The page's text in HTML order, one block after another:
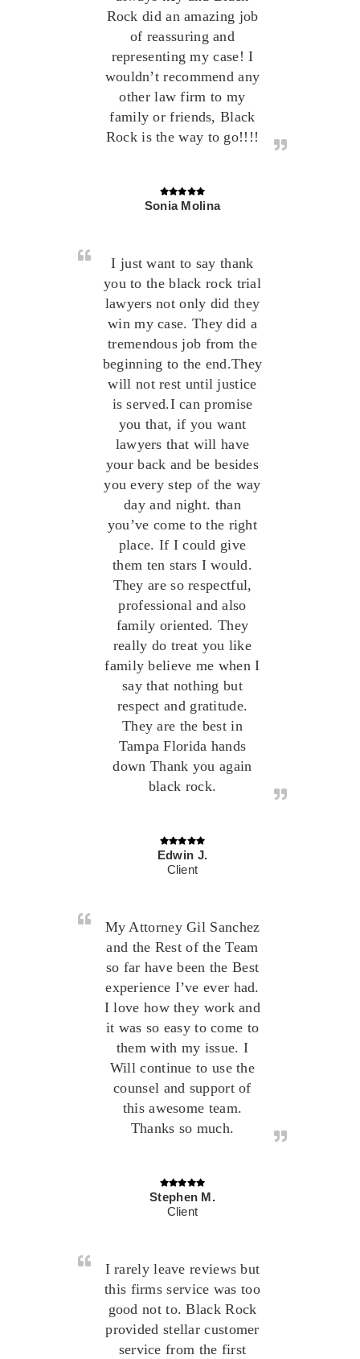
Rock did an amazing job
of reassuring and
representing my case! I
wouldn’t recommend any
other law firm to my
family or friends, Black
Rock is the way to go!!!!
Sonia Molina
I just want to say thank
you to the black rock trial
lawyers not only did they
win my case. They did a
tremendous job from the
beginning to the end.They
will not rest until justice
is served.I can promise
you that, if you want
lawyers that will have
your back and be besides
you every step of the way
day and night. than
you’ve come to the right
place. If I could give
them ten stars I would.
They are so respectful,
professional and also
family oriented. They
really do treat you like
family believe me when I
say that nothing but
respect and gratitude.
They are the best in
Tampa Florida hands
down Thank you again
black rock.
Edwin J.
Client
My Attorney Gil Sanchez
and the Rest of the Team
so far have been the Best
experience I’ve ever had.
I love how they work and
it was so easy to come to
them with my issue. I
Will continue to use the
counsel and support of
this awesome team.
Thanks so much.
Stephen M.
Client
I rarely leave reviews but
this firms service was too
good not to. Black Rock
provided stellar customer
service from the first